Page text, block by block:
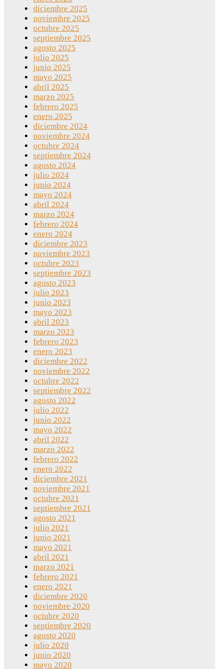
diciembre 2025
noviembre 2025
octubre 2025
septiembre 2025
agosto 2025
julio 2025
junio 2025
mayo 2025
abril 2025
marzo 2025
febrero 2025
enero 2025
diciembre 2024
noviembre 2024
octubre 2024
septiembre 2024
agosto 2024
julio 2024
junio 2024
mayo 2024
abril 2024
marzo 2024
febrero 2024
enero 2024
diciembre 2023
noviembre 2023
octubre 2023
septiembre 2023
agosto 2023
julio 2023
junio 2023
mayo 2023
abril 2023
marzo 2023
febrero 2023
enero 2023
diciembre 2022
noviembre 2022
octubre 2022
septiembre 2022
agosto 2022
julio 2022
junio 2022
mayo 2022
abril 2022
marzo 2022
febrero 2022
enero 2022
diciembre 2021
noviembre 2021
octubre 2021
septiembre 2021
agosto 2021
julio 2021
junio 2021
mayo 2021
abril 2021
marzo 2021
febrero 2021
enero 2021
diciembre 2020
noviembre 2020
octubre 2020
septiembre 2020
agosto 2020
julio 2020
junio 2020
mayo 2020